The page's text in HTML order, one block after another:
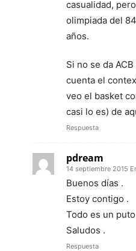
casualidad,
olimpiada del
años.
Si no se da
cuenta el
veo el basket
casi lo es) de
Respuesta
pdream
14 septiembre 2015
Buenos días .
Estoy contigo .
Todo es un
Saludos .
Respuesta